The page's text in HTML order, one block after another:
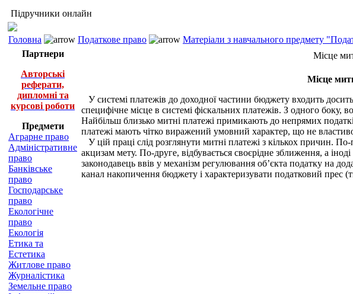
Підручники онлайн
Головна Податкове право Матеріали з навчального предмету
Партнери
Авторські
реферати,
дипломні та
курсові роботи
Предмети
Аграрне право
Адміністративне
право
Банківське
право
Господарське
право
Екологічне
право
Екологія
Етика та
Естетика
Житлове право
Журналістика
Земельне право
Місце
Місце
У системі платежів до доходної частини бюджету входить
специфічне місце в системі фіскальних платежів. З одного боку,
Найбільш близько митні платежі примикають до непрямих
платежі мають чітко виражений умовний характер, що не
У цій праці слід розглянути митні платежі з кількох причин.
акцизам мету. По-друге, відбувається своєрідне зближення, а
законодавець ввів у механізм регулювання об’єкта податку на
канал накопичення бюджету і характеризувати податковий прес